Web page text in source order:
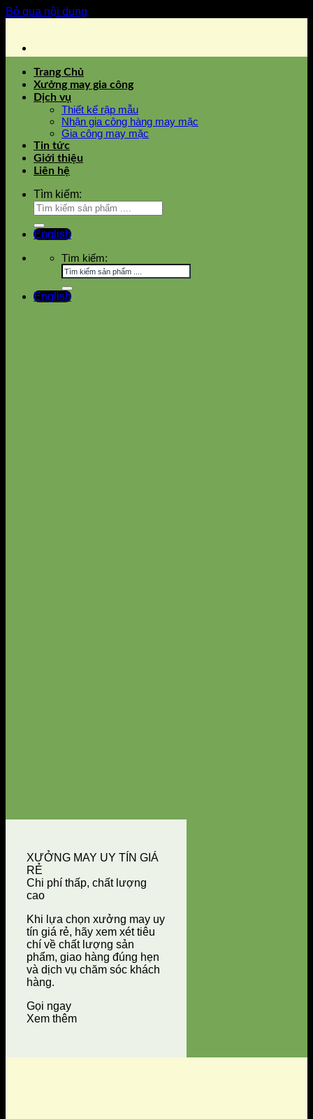
Bỏ qua nội dung
Trang Chủ
Xưởng may gia công
Dịch vụ
Thiết kế rập mẫu
Nhận gia công hàng may mặc
Gia công may mặc
Tin tức
Giới thiệu
Liên hệ
Tìm kiếm:
English
Tìm kiếm:
English
XƯỞNG MAY UY TÍN GIÁ
RẺ
Chi phí thấp, chất lượng
cao
Khi lựa chọn xưởng may uy
tín giá rẻ, hãy xem xét tiêu
chí về chất lượng sản
phẩm, giao hàng đúng hẹn
và dịch vụ chăm sóc khách
hàng.
Gọi ngay
Xem thêm